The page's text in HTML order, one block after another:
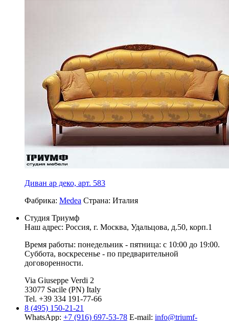
Диван ар деко, арт. 583
Фабрика: Medea Страна: Италия
Студия Триумф
Наш адрес: Россия, г. Москва, Удальцова, д.50, корп.1
Время работы: понедельник - пятница: с 10:00 до 19:00.
Суббота, воскресенье - по предварительной
договоренности.
Via Giuseppe Verdi 2
33077 Sacile (PN) Italy
Tel. +39 334 191-77-66
8 (495) 150-21-21
WhatsApp: +7 (916) 697-53-78 E-mail: info@triumf-